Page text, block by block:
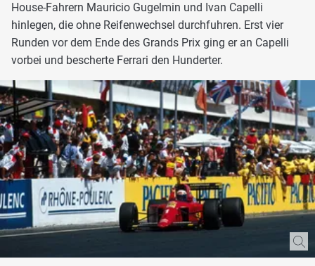
House-Fahrern Mauricio Gugelmin und Ivan Capelli
hinlegen, die ohne Reifenwechsel durchfuhren. Erst vier
Runden vor dem Ende des Grands Prix ging er an Capelli
vorbei und bescherte Ferrari den Hunderter.